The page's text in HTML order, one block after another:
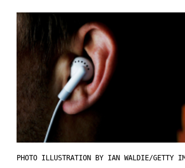
PHOTO ILLUSTRATION BY IAN WALDIE/GETTY